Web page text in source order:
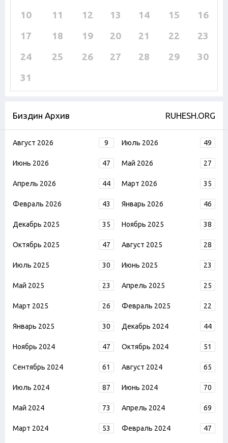
10
11 12 13 14 15
16
17
18 19 20 21 22
23
24
25 26 27 28 29
30
31
Биздин Архив RUHESH.ORG
Август 2026 9 Июль 2026 49
Июнь 2026 47 Май 2026 27
Апрель 2026 44 Март 2026 35
Февраль 2026 43 Январь 2026 46
Декабрь 2025 35 Ноябрь 2025 38
Октябрь 2025 47 Август 2025 28
Июль 2025 30 Июнь 2025 23
Май 2025 23 Апрель 2025 25
Март 2025 26 Февраль 2025 22
Январь 2025 30 Декабрь 2024 44
Ноябрь 2024 47 Октябрь 2024 51
Сентябрь 2024 61 Август 2024 65
Июль 2024 87 Июнь 2024 70
Май 2024 73 Апрель 2024 69
Март 2024 53 Февраль 2024 47